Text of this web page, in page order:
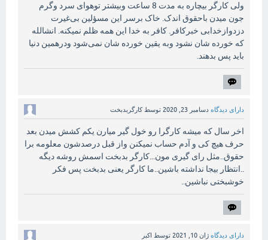
ولی کارگر بیچاره به مدت 8 ساعت وبیشتر توهوای سرد وگرم
جون میدن باحقوق اندک. خاک برسر این مسؤلین بی‌غیرت
دزدوازخدابی خبرکافر. کافر به خدا این همه ظلم نمیکنه. انشالله
که خورده شان نشود وبه یقین خورده شان نمی‌شود ودرهمین دنیا
باید پس بدهند.
دارای دیدگاه دسامبر 23, 2020 توسطکارگربدبخت
اخر سال که میشه کارگرا رو خول گیر میارن یکم کشش میدن بعد
حرف هیچ کی و آدم حساب نمیکنن واز قبل درصدشون معلومه برا
حقوق..مثل رای گیری مون...کارگر بدبخت اسمش روشه دیگه
..انتظار بیجا نداشته باشین..ما کارگر یعنی بدبخت پس فکر
خوشبختی نباشین..
دارای دیدگاه ژان 10, 2021 توسط اکبر